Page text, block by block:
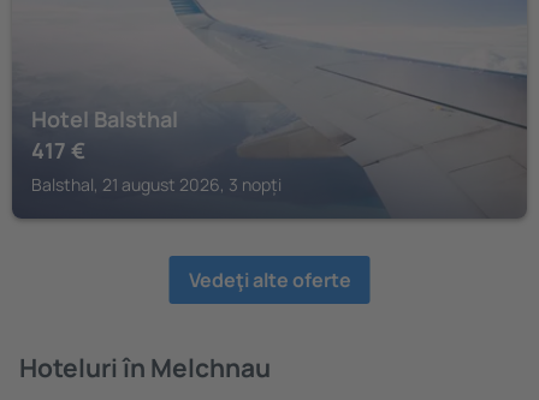
Hotel Balsthal
417 €
Balsthal, 21 august 2026, 3 nopți
Vedeţi alte oferte
Hoteluri în Melchnau